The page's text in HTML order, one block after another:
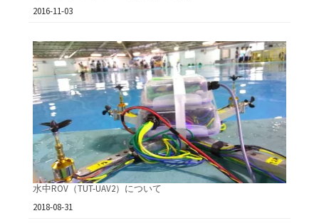
日付
2016-11-03
水中ROV（TUT-UAV2）について
日付
2018-08-31